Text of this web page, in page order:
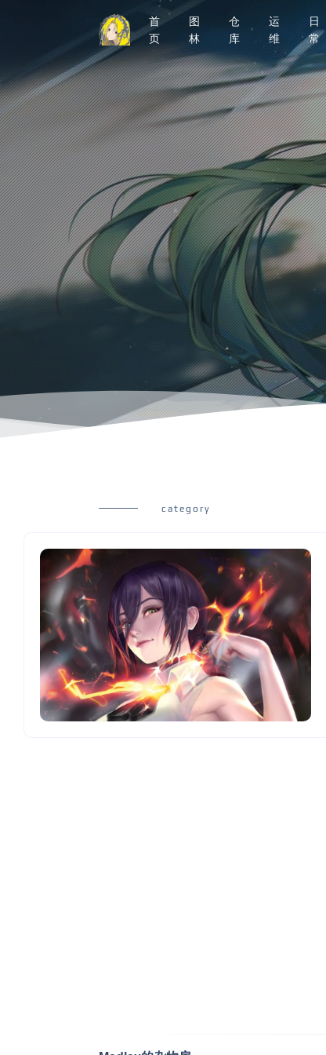
首
页
图
林
仓
库
运
维
日
常
category